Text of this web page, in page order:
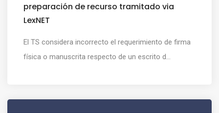
preparación de recurso tramitado via
LexNET
El TS considera incorrecto el requerimiento de firma
física o manuscrita respecto de un escrito d...